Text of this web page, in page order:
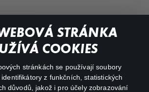
STRÁNKA
COOKIES
stránkách se používají soubory
z funkčních, statistických
důvodů, jakož i pro účely zobrazování